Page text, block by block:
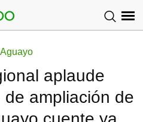
aplaude
ampliación de